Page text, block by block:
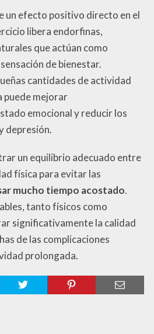
un efecto positivo directo en el
libera endorfinas,
que actúan como
de bienestar.
cantidades de actividad
puede mejorar
emocional y reducir los
depresión.
un equilibrio adecuado entre
física para evitar las
mucho tiempo acostado.
tanto físicos como
significativamente la calidad
de las complicaciones
prolongada.